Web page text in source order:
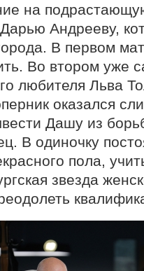
на
Андрееву,
В первом
Во втором уже
любителя Льва
оказался
Дашу из
В одиночку
пола,
звезда